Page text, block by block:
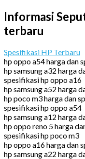
Informasi
terbaru
Spesifikasi HP Terbaru
hp oppo a54 harga dan
hp samsung a32 harga
spesifikasi hp oppo a16
hp samsung a52 harga
hp poco m3 harga dan
spesifikasi hp oppo a54
hp samsung a12 harga
hp oppo reno 5 harga
spesifikasi hp poco m3
hp oppo a16 harga dan
hp samsung a22 harga